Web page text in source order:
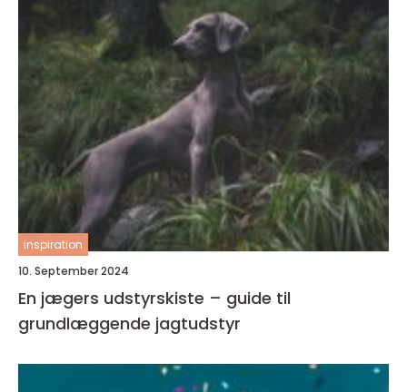
inspiration
10. September 2024
En jægers udstyrskiste – guide til
grundlæggende jagtudstyr